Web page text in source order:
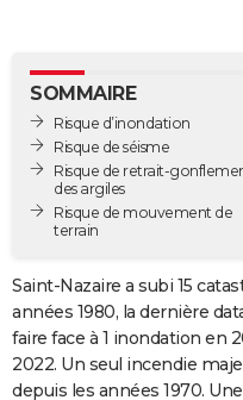
GUIDES D'ACHAT
BONS PLANS
CARTE DE VOEUX
Carte de Noël
Carte Bonne année
Carte Saint-Valentin
Carte Pâques
Carte d'anniversaire
DICTIONNAIRE
COPAINS D'AVANT
S'inscrire
Se connecter
Lycées
Collèges
Primaires
Universités
Entreprises
Service militaire
Avis de recherche
AVIS DE DÉCÈS
SOMMAIRE
Risque d’inondation
Risque de séisme
Risque de retrait-
des argiles
Risque de mouvement de
terrain
Saint-Nazaire a subi 15
années 1980, la dernière
faire face à 1 inondation en
2022. Un seul incendie
depuis les années 1970.